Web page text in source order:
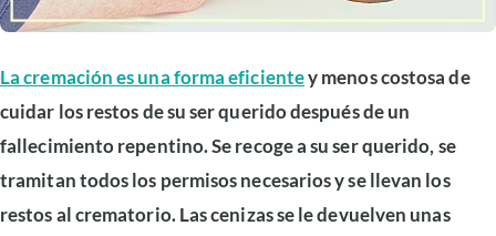
La cremación es una forma eficientey menos costosa de
cuidar los restos de su ser querido después de un
fallecimiento repentino. Se recoge a su ser querido, se
tramitan todos los permisos necesarios y se llevan los
restos al crematorio. Las cenizas se le devuelven unas